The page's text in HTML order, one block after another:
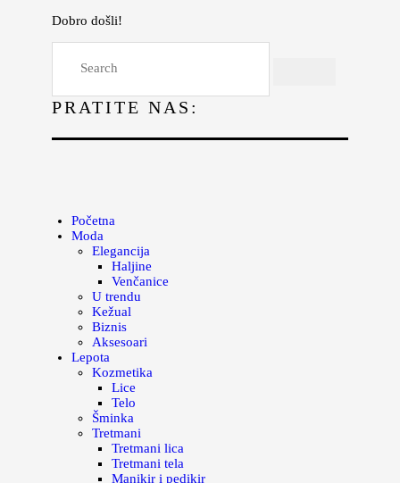
Dobro došli!
PRATITE NAS:
Početna
Moda
Elegancija
Haljine
Venčanice
U trendu
Kežual
Biznis
Aksesoari
Lepota
Kozmetika
Lice
Telo
Šminka
Tretmani
Tretmani lica
Tretmani tela
Manikir i pedikir
Lepota
Kuhinja
Magazin